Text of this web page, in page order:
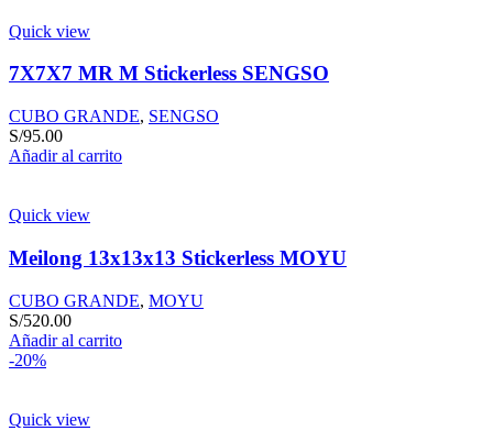
Quick view
7X7X7 MR M Stickerless SENGSO
CUBO GRANDE, SENGSO
S/95.00
Añadir al carrito
Quick view
Meilong 13x13x13 Stickerless MOYU
CUBO GRANDE, MOYU
S/520.00
Añadir al carrito
-20%
Quick view